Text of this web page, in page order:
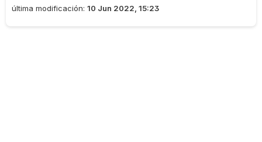
última modificación: 10 Jun 2022, 15:23